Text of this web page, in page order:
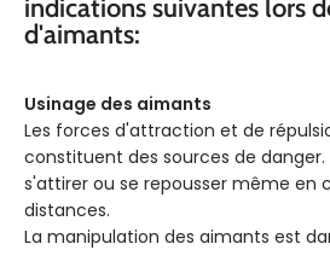
indications suivantes lors
d'aimants:
Usinage des aimants
Les forces d'attraction et de
constituent des sources de
s'attirer ou se repousser même en
distances.
La manipulation des aimants est